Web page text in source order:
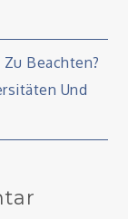
Beachten?
Und